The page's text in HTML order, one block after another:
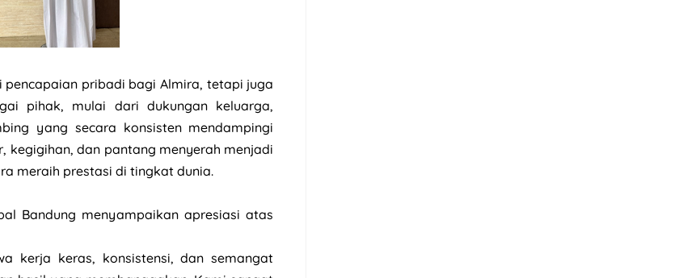
pribadi bagi Almira, tetapi juga
pihak, mulai dari dukungan keluarga,
yang secara konsisten mendampingi
kegigihan, dan pantang menyerah menjadi
meraih prestasi di tingkat dunia.
Bandung menyampaikan apresiasi atas
kerja keras, konsistensi, dan semangat